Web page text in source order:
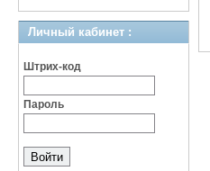
Личный кабинет :
Штрих-код
Пароль